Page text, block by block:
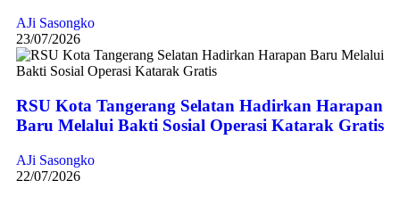
AJi Sasongko
23/07/2026
RSU Kota Tangerang Selatan Hadirkan Harapan
Baru Melalui Bakti Sosial Operasi Katarak Gratis
AJi Sasongko
22/07/2026